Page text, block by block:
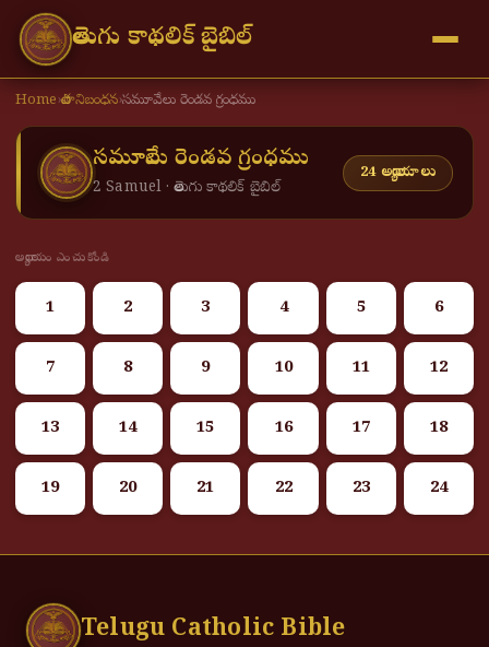
తెలుగు కాథలిక్ బైబిల్
Home›పాత నిబంధన›సమూవేలు రెండవ గ్రంధము
సమూవేలు రెండవ గ్రంధము
2 Samuel · తెలుగు కాథలిక్ బైబిల్
24 అధ్యాయాలు
అధ్యాయం ఎంచుకోండి
1 2 3 4 5 6
7 8 9 10 11 12
13 14 15 16 17 18
19 20 21 22 23 24
Telugu Catholic Bible